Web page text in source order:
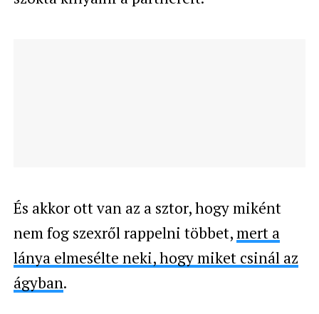
És akkor ott van az a sztor, hogy miként
nem fog szexről rappelni többet,mert a
lánya elmesélte neki, hogy miket csinál az
ágyban.